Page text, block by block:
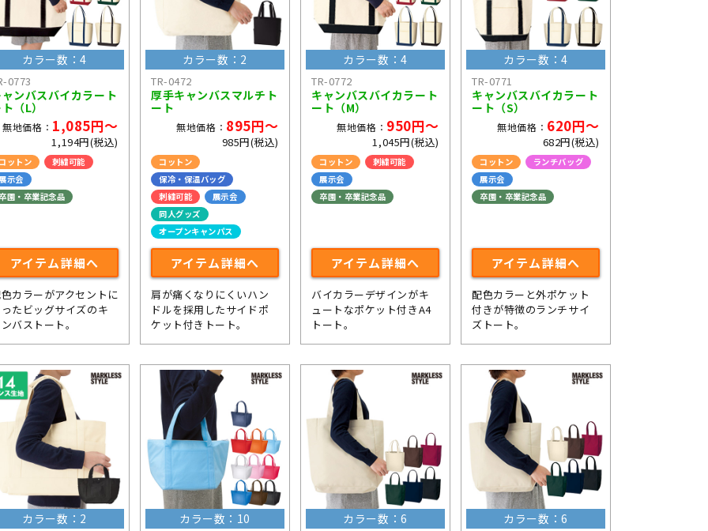
カラー数：4
0773
ンバスバイカラート
（L）
無地価格： 1,085円～
1,194円(税込)
ットン
刺繍可能
示会
園・卒業記念品
アイテム詳細へ
カラーがアクセントに
たビッグサイズのキ
バストート。
カラー数：2
TR-0472
厚手キャンバスマルチト
ート
無地価格： 895円～
985円(税込)
コットン
保冷・保温バッグ
刺繍可能
展示会
同人グッズ
オープンキャンパス
アイテム詳細へ
肩が痛くなりにくいハン
ドルを採用したサイドポ
ケット付きトート。
カラー数：4
TR-0772
キャンバスバイカラート
ート（M）
無地価格： 950円～
1,045円(税込)
コットン
刺繍可能
展示会
卒園・卒業記念品
アイテム詳細へ
バイカラーデザインがキ
ュートなポケット付きA4
トート。
カラー数：4
TR-0771
キャンバスバイカラート
ート（S）
無地価格： 620円～
682円(税込)
コットン
ランチバッグ
展示会
卒園・卒業記念品
アイテム詳細へ
配色カラーと外ポケット
付きが特徴のランチサイ
ズトート。
カラー数：2 カラー数：10 カラー数：6 カラー数：6